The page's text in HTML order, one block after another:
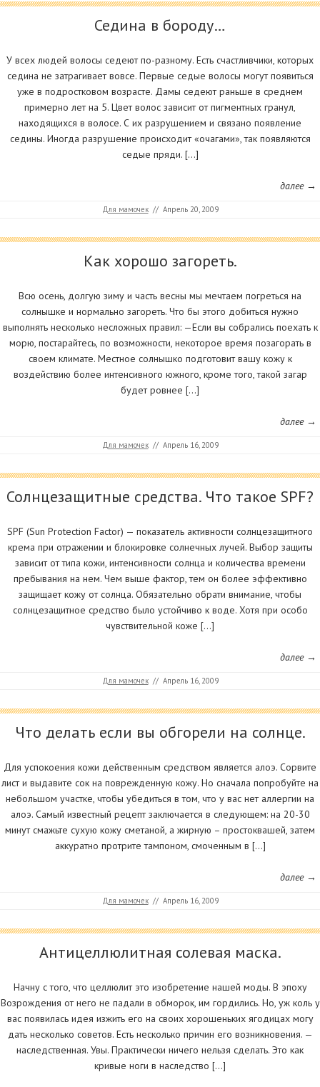
Седина в бороду…
У всех людей волосы седеют по-разному. Есть счастливчики, которых
седина не затрагивает вовсе. Первые седые волосы могут появиться
уже в подростковом возрасте. Дамы седеют раньше в среднем
примерно лет на 5. Цвет волос зависит от пигментных гранул,
находящихся в волосе. С их разрушением и связано появление
седины. Иногда разрушение происходит «очагами», так появляются
седые пряди. […]
далее →
Для мамочек // Апрель 20, 2009
Как хорошо загореть.
Всю осень, долгую зиму и часть весны мы мечтаем погреться на
солнышке и нормально загореть. Что бы этого добиться нужно
выполнять несколько несложных правил: —Если вы собрались поехать к
морю, постарайтесь, по возможности, некоторое время позагорать в
своем климате. Местное солнышко подготовит вашу кожу к
воздействию более интенсивного южного, кроме того, такой загар
будет ровнее […]
далее →
Для мамочек // Апрель 16, 2009
Солнцезащитные средства. Что такое SPF?
SPF (Sun Protection Factor) — показатель активности солнцезащитного
крема при отражении и блокировке солнечных лучей. Выбор защиты
зависит от типа кожи, интенсивности солнца и количества времени
пребывания на нем. Чем выше фактор, тем он более эффективно
защищает кожу от солнца. Обязательно обрати внимание, чтобы
солнцезащитное средство было устойчиво к воде. Хотя при особо
чувствительной коже […]
далее →
Для мамочек // Апрель 16, 2009
Что делать если вы обгорели на солнце.
Для успокоения кожи действенным средством является алоэ. Сорвите
лист и выдавите сок на поврежденную кожу. Но сначала попробуйте на
небольшом участке, чтобы убедиться в том, что у вас нет аллергии на
алоэ. Самый известный рецепт заключается в следующем: на 20-30
минут смажьте сухую кожу сметаной, а жирную – простоквашей, затем
аккуратно протрите тампоном, смоченным в […]
далее →
Для мамочек // Апрель 16, 2009
Антицеллюлитная солевая маска.
Начну с того, что целлюлит это изобретение нашей моды. В эпоху
Возрождения от него не падали в обморок, им гордились. Но, уж коль у
вас появилась идея изжить его на своих хорошеньких ягодицах могу
дать несколько советов. Есть несколько причин его возникновения. —
наследственная. Увы. Практически ничего нельзя сделать. Это как
кривые ноги в наследство […]